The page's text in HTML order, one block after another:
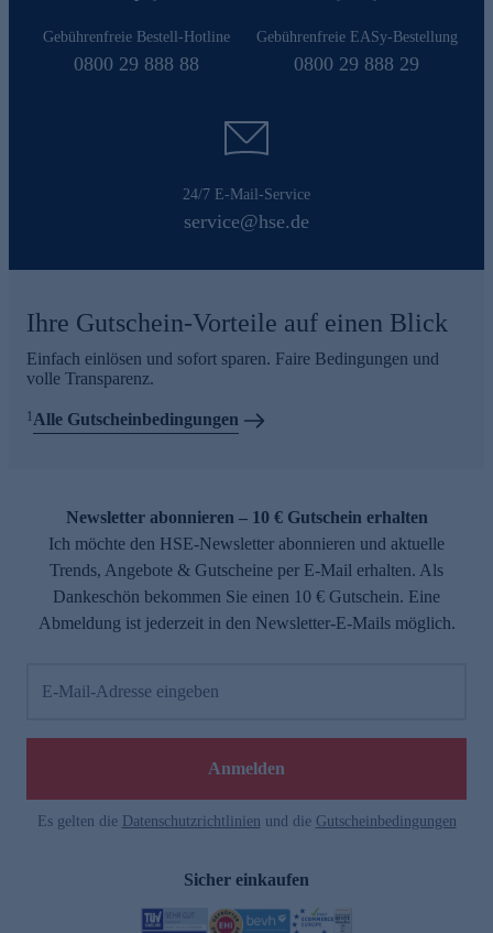
Gebührenfreie Bestell-Hotline
0800 29 888 88
Gebührenfreie EASy-Bestellung
0800 29 888 29
24/7 E-Mail-Service
service@hse.de
Ihre Gutschein-Vorteile auf einen Blick
Einfach einlösen und sofort sparen. Faire Bedingungen und
volle Transparenz.
1Alle Gutscheinbedingungen
Newsletter abonnieren – 10 € Gutschein erhalten
Ich möchte den HSE-Newsletter abonnieren und aktuelle
Trends, Angebote & Gutscheine per E-Mail erhalten. Als
Dankeschön bekommen Sie einen 10 € Gutschein. Eine
Abmeldung ist jederzeit in den Newsletter-E-Mails möglich.
E-Mail-Adresse eingeben
Anmelden
Es gelten die Datenschutzrichtlinien und die Gutscheinbedingungen
Sicher einkaufen